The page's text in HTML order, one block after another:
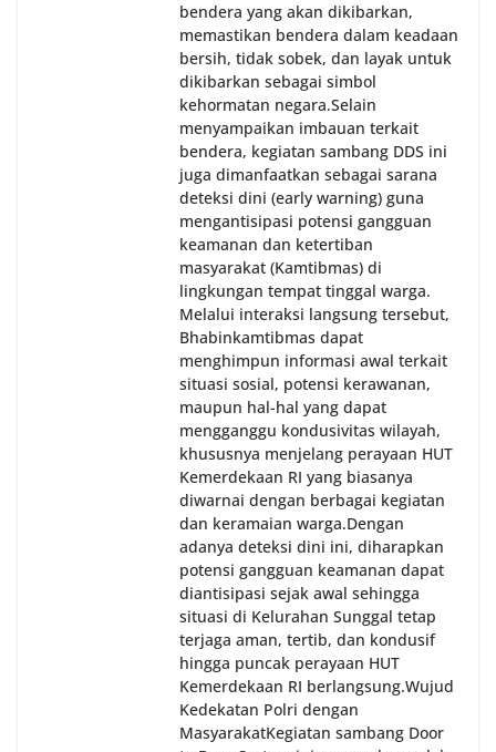
bendera yang akan dikibarkan,
memastikan bendera dalam keadaan
bersih, tidak sobek, dan layak untuk
dikibarkan sebagai simbol
kehormatan negara.‎‎‎Selain
menyampaikan imbauan terkait
bendera, kegiatan sambang DDS ini
juga dimanfaatkan sebagai sarana
deteksi dini (early warning) guna
mengantisipasi potensi gangguan
keamanan dan ketertiban
masyarakat (Kamtibmas) di
lingkungan tempat tinggal warga.
Melalui interaksi langsung tersebut,
Bhabinkamtibmas dapat
menghimpun informasi awal terkait
situasi sosial, potensi kerawanan,
maupun hal-hal yang dapat
mengganggu kondusivitas wilayah,
khususnya menjelang perayaan HUT
Kemerdekaan RI yang biasanya
diwarnai dengan berbagai kegiatan
dan keramaian warga.‎‎Dengan
adanya deteksi dini ini, diharapkan
potensi gangguan keamanan dapat
diantisipasi sejak awal sehingga
situasi di Kelurahan Sunggal tetap
terjaga aman, tertib, dan kondusif
hingga puncak perayaan HUT
Kemerdekaan RI berlangsung.‎‎Wujud
Kedekatan Polri dengan
Masyarakat‎Kegiatan sambang Door